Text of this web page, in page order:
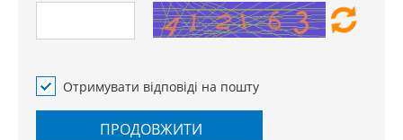
Отримувати відповіді на пошту
ПРОДОВЖИТИ